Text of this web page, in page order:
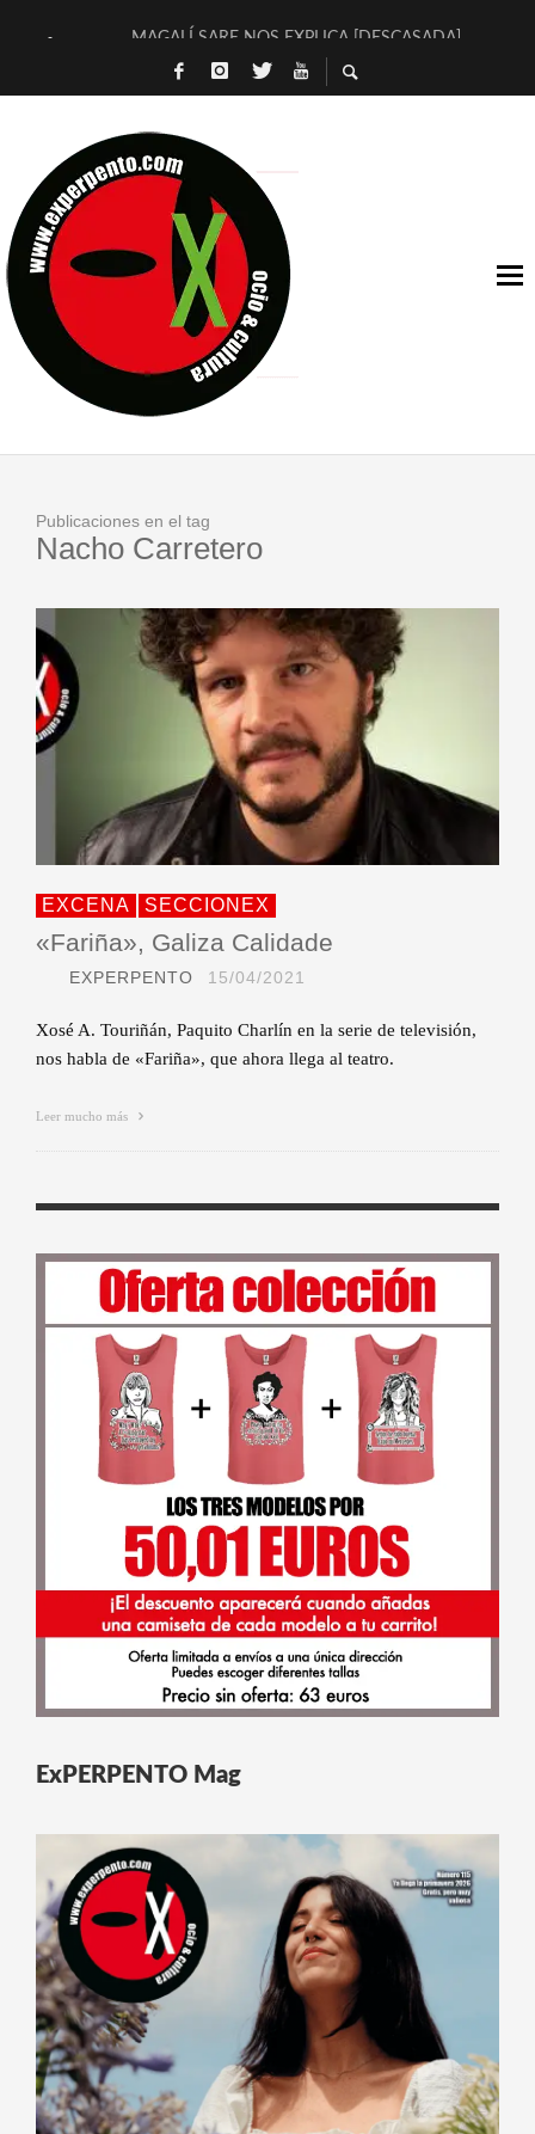
MAGALÍ SARE NOS EXPLICA [DESCASADA]
«NO TENGO PUTOS SUEÑOS»
[LA BOLA NEGRA] DE JAVIER CALVO Y JAVIER AMBROSSI
OSLO OVNIES LLEGAN CORRIENDO A ARANDA
FÉLIX CALVO NOS PRESENTA [LAS PALMERAS] (NOVELA
[EL SER QUERIDO] DE RODRIGO SOROGOYEN
ENTREVISTA A IVÁN HUMANES POR [EL LIBRO ROJO]
ARRABAL, ARRABAL, ARRABAL, ARRABEAUX
Publicaciones en el tag
Nacho Carretero
EXCENA SECCIONEX
«Fariña», Galiza Calidade
EXPERPENTO 15/04/2021
Xosé A. Touriñán, Paquito Charlín en la serie de televisión,
nos habla de «Fariña», que ahora llega al teatro.
Leer mucho más
ExPERPENTO Mag